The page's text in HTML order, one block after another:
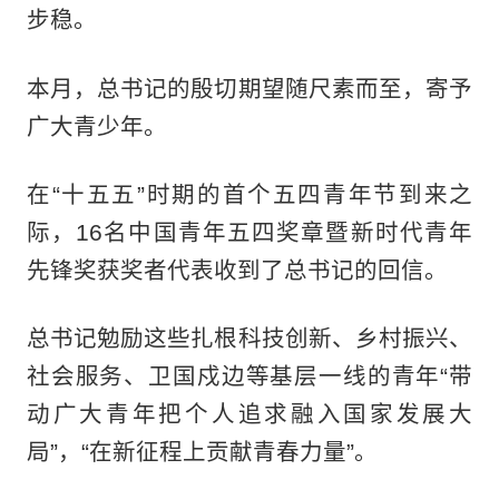
步稳。
本月，总书记的殷切期望随尺素而至，寄予
广大青少年。
在“十五五”时期的首个五四青年节到来之
际，16名中国青年五四奖章暨新时代青年
先锋奖获奖者代表收到了总书记的回信。
总书记勉励这些扎根科技创新、乡村振兴、
社会服务、卫国戍边等基层一线的青年“带
动广大青年把个人追求融入国家发展大
局”，“在新征程上贡献青春力量”。